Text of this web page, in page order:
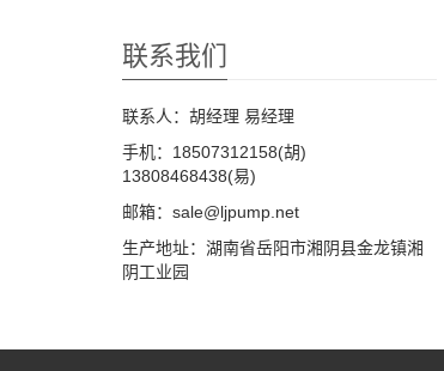
联系我们
联系人：胡经理 易经理
手机：18507312158(胡)
13808468438(易)
邮箱：sale@ljpump.net
生产地址：湖南省岳阳市湘阴县金龙镇湘
阴工业园